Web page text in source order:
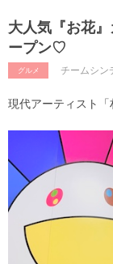
大人気『お花
ープン♡
グルメ チームシン
現代アーティスト